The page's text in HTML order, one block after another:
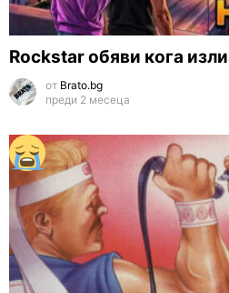
Rockstar обяви кога
от Brato.bg
преди 2 месеца